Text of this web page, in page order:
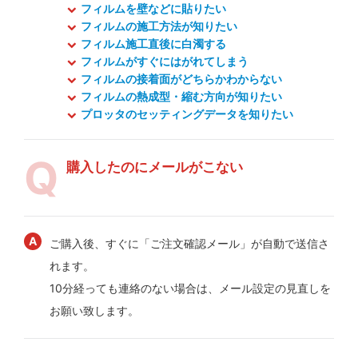
フィルムを壁などに貼りたい
フィルムの施工方法が知りたい
フィルム施工直後に白濁する
フィルムがすぐにはがれてしまう
フィルムの接着面がどちらかわからない
フィルムの熱成型・縮む方向が知りたい
プロッタのセッティングデータを知りたい
購入したのにメールがこない
ご購入後、すぐに「ご注文確認メール」が自動で送信さ
れます。
10分経っても連絡のない場合は、メール設定の見直しを
お願い致します。